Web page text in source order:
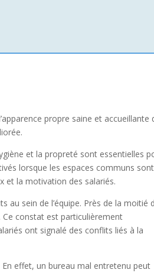
propre saine et accueillante
et la propreté sont essentielles
lorsque les espaces communs sont
et la motivation des salariés.
au sein de l’équipe. Près de la moitié
constat est particulièrement
ont signalé des conflits liés à la
effet, un bureau mal entretenu peut